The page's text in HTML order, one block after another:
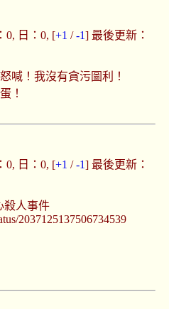
0, 日：0, [+1 /-1] 最後更新：
喊！我沒有貪污圖利！
！
0, 日：0, [+1 /-1] 最後更新：
殺人事件
2037125137506734539